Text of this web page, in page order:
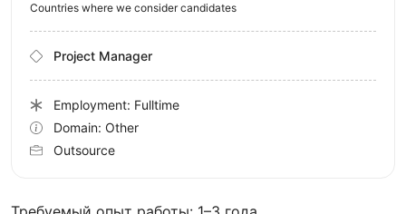
Countries where we consider candidates
Project Manager
Employment: Fulltime
Domain: Other
Outsource